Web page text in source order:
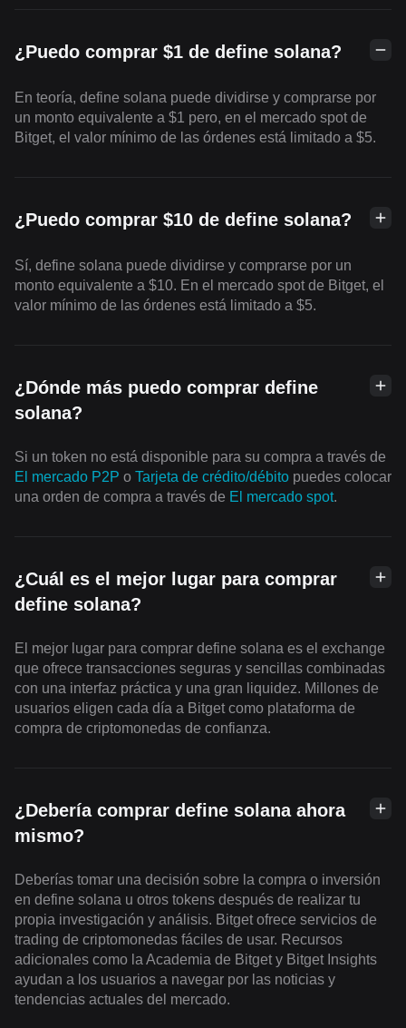
¿Puedo comprar $1 de define solana?
En teoría, define solana puede dividirse y comprarse por
un monto equivalente a $1 pero, en el mercado spot de
Bitget, el valor mínimo de las órdenes está limitado a $5.
¿Puedo comprar $10 de define solana?
Sí, define solana puede dividirse y comprarse por un
monto equivalente a $10. En el mercado spot de Bitget, el
valor mínimo de las órdenes está limitado a $5.
¿Dónde más puedo comprar define
solana?
Si un token no está disponible para su compra a través de
El mercado P2P o Tarjeta de crédito/débito puedes colocar
una orden de compra a través de El mercado spot.
¿Cuál es el mejor lugar para comprar
define solana?
El mejor lugar para comprar define solana es el exchange
que ofrece transacciones seguras y sencillas combinadas
con una interfaz práctica y una gran liquidez. Millones de
usuarios eligen cada día a Bitget como plataforma de
compra de criptomonedas de confianza.
¿Debería comprar define solana ahora
mismo?
Deberías tomar una decisión sobre la compra o inversión
en define solana u otros tokens después de realizar tu
propia investigación y análisis. Bitget ofrece servicios de
trading de criptomonedas fáciles de usar. Recursos
adicionales como la Academia de Bitget y Bitget Insights
ayudan a los usuarios a navegar por las noticias y
tendencias actuales del mercado.